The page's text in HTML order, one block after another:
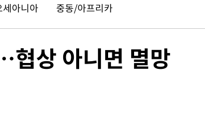
아니아 중동/아프리카
협상 아니면 멸망